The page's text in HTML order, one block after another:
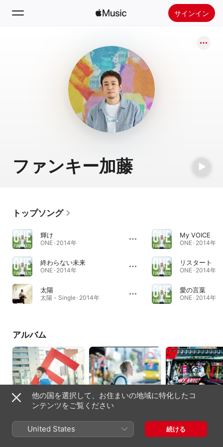
サインイン
新着おすすめ
Apple Musicをインストール
ファンキー加藤
トップソング
輝け
ONE · 2014年
終わらない未来
ONE · 2014年
太陽
太陽 - Single · 2014年
My VOICE
ONE · 2014年
リスタート
ONE · 2014年
愛の言葉
ONE · 2014年
アルバム
F
2020年
Decoration Tracks
2016年
他の国を選択して、お住まいの地域に特化したコ
ンテンツをご覧ください
United States 続ける